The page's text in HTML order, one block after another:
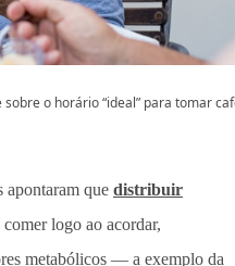
o horário “ideal” para tomar
apontaram que distribuir
comer logo ao acordar,
metabólicos — a exemplo da